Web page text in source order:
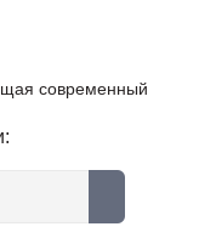
современный